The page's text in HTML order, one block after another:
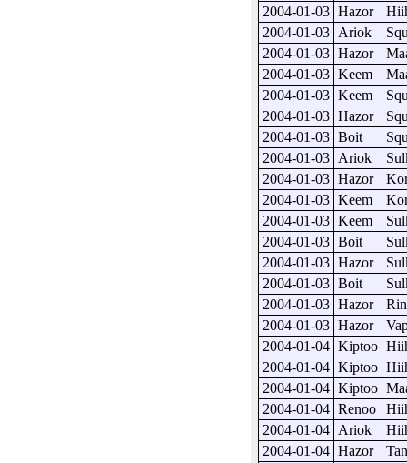
2004-01-03 Hazor
2004-01-03 Ariok
2004-01-03 Hazor
2004-01-03 Keem
2004-01-03 Keem
2004-01-03 Hazor
2004-01-03 Boit
2004-01-03 Ariok
2004-01-03 Hazor
2004-01-03 Keem
2004-01-03 Keem
2004-01-03 Boit
2004-01-03 Hazor
2004-01-03 Boit
2004-01-03 Hazor
2004-01-03 Hazor
2004-01-04 Kiptoo
2004-01-04 Kiptoo
2004-01-04 Kiptoo
2004-01-04 Renoo
2004-01-04 Ariok
2004-01-04 Hazor